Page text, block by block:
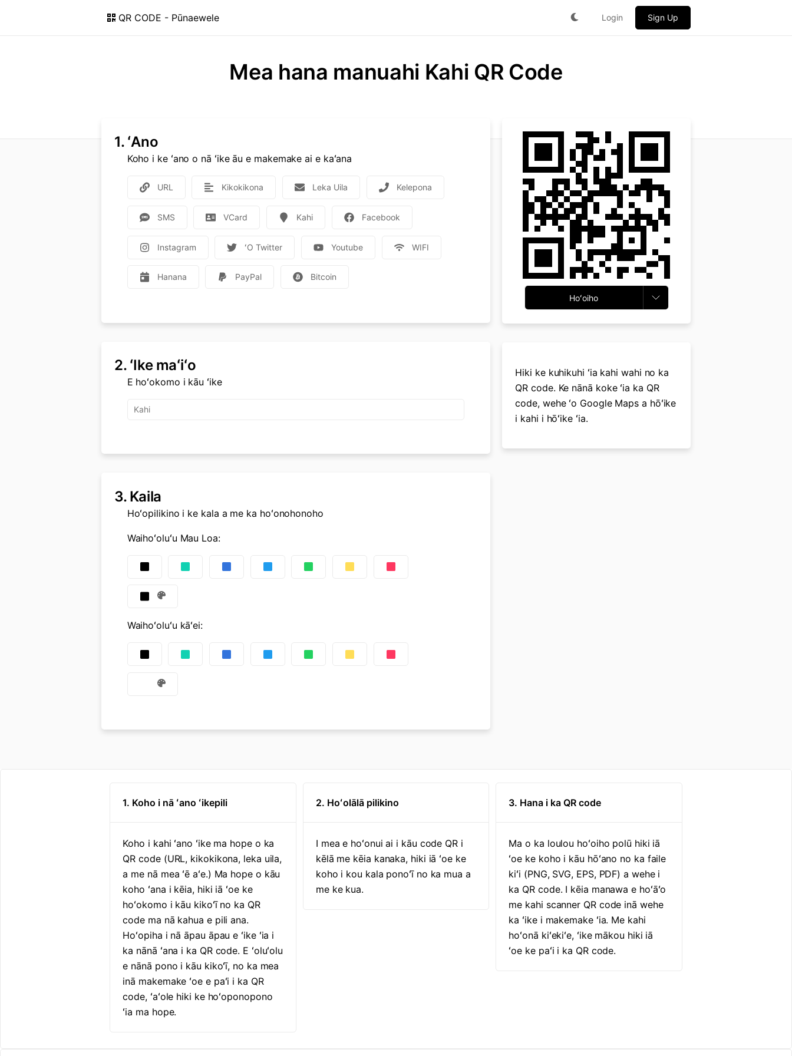
QR CODE - Pūnaewele Login Sign Up
Mea hana manuahi Kahi QR Code
1. ʻAno
Koho i ke ʻano o nā ʻike āu e makemake ai e kaʻana
URL Kikokikona Leka Uila Kelepona
SMS VCard Kahi Facebook
Instagram ʻO Twitter Youtube WIFI
Hanana PayPal Bitcoin
2. ʻIke maʻiʻo
E hoʻokomo i kāu ʻike
3. Kaila
Hoʻopilikino i ke kala a me ka hoʻonohonoho
Waihoʻoluʻu Mau Loa:
Waihoʻoluʻu kāʻei:
Hoʻoiho
Hiki ke kuhikuhi ʻia kahi wahi no ka
QR code. Ke nānā koke ʻia ka QR
code, wehe ʻo Google Maps a hōʻike
i kahi i hōʻike ʻia.
1. Koho i nā ʻano ʻikepili
Koho i kahi ʻano ʻike ma hope o ka
QR code (URL, kikokikona, leka uila,
a me nā mea ʻē aʻe.) Ma hope o kāu
koho ʻana i kēia, hiki iā ʻoe ke
hoʻokomo i kāu kikoʻī no ka QR
code ma nā kahua e pili ana.
Hoʻopiha i nā āpau āpau e ʻike ʻia i
ka nānā ʻana i ka QR code. E ʻoluʻolu
e nānā pono i kāu kikoʻī, no ka mea
inā makemake ʻoe e paʻi i ka QR
code, ʻaʻole hiki ke hoʻoponopono
ʻia ma hope.
2. Hoʻolālā pilikino
I mea e hoʻonui ai i kāu code QR i
kēlā me kēia kanaka, hiki iā ʻoe ke
koho i kou kala ponoʻī no ka mua a
me ke kua.
3. Hana i ka QR code
Ma o ka loulou hoʻoiho polū hiki iā
ʻoe ke koho i kāu hōʻano no ka faile
kiʻi (PNG, SVG, EPS, PDF) a wehe i
ka QR code. I kēia manawa e hoʻāʻo
me kahi scanner QR code inā wehe
ka ʻike i makemake ʻia. Me kahi
hoʻonā kiʻekiʻe, ʻike mākou hiki iā
ʻoe ke paʻi i ka QR code.